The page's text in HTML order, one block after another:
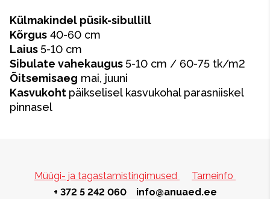
Külmakindel püsik-sibullill
Kõrgus 40-60 cm
Laius5-10 cm
Sibulate vahekaugus5-10 cm / 60-75 tk/m2
Õitsemisaeg mai, juuni
Kasvukoht päikselisel kasvukohal parasniiskel
pinnasel
Müügi- ja tagastamistingimused
Tarneinfo
+ 372 5 242 060
info@anuaed.ee